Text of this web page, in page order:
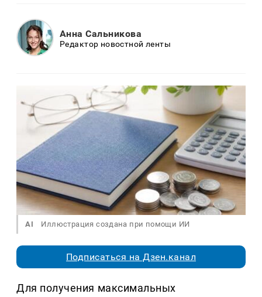
Анна Сальникова
Редактор новостной ленты
AI Иллюстрация создана при помощи ИИ
Подписаться на Дзен.канал
Для получения максимальных